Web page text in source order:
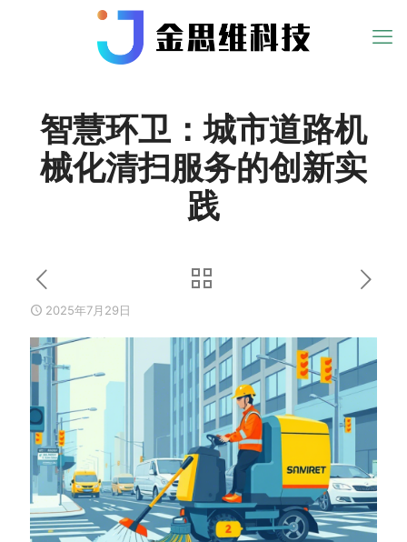
智慧环卫：城市道路机
械化清扫服务的创新实
践
2025年7月29日